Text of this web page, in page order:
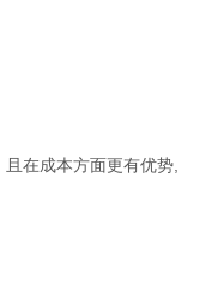
在成本方面更有优势,